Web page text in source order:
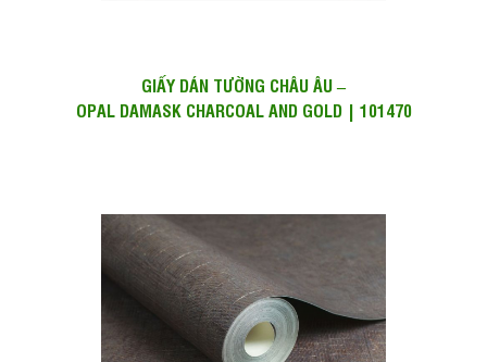
GIẤY DÁN TƯỜNG CHÂU ÂU –
OPAL DAMASK CHARCOAL AND GOLD | 101470